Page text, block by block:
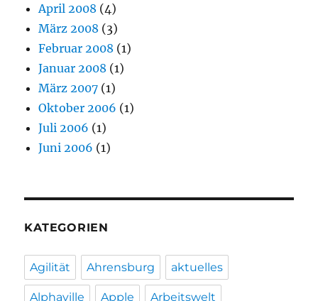
April 2008 (4)
März 2008 (3)
Februar 2008 (1)
Januar 2008 (1)
März 2007 (1)
Oktober 2006 (1)
Juli 2006 (1)
Juni 2006 (1)
KATEGORIEN
Agilität Ahrensburg aktuelles
Alphaville Apple Arbeitswelt